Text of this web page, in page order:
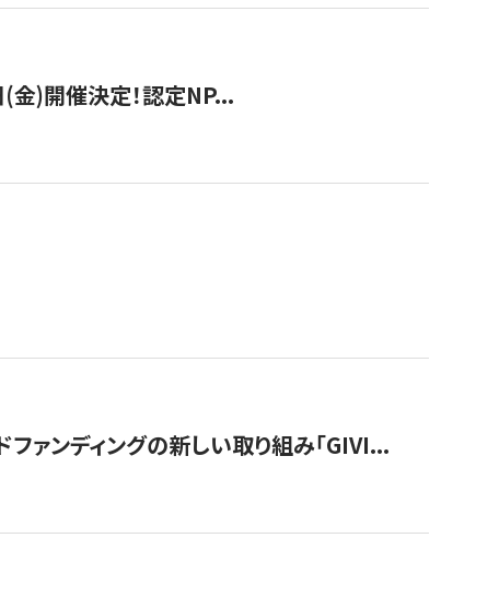
)開催決定！認定NP...
ァンディングの新しい取り組み「GIVI...